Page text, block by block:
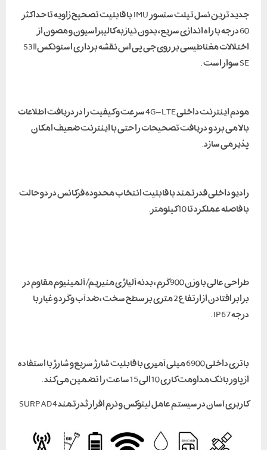
جدید ترین نسل تیلت سنسور IMU با قابلیت تصحیح زاویه تا حداکثر
60 درجه با راه اندازی سریع ، بدون نیاز به کالیبراسیون و مصون از
اختلالات مغناطیسی بر روی جی پی اس نقشه برداری استونکس S3ll
SE سوار است .
مودم اینترنت داخلی 4G – LTE سرعت و کیفیت را در دریافت اطلاعات
بالا می برد و دریافت تصحیحات را حتی با اینترنت ضعیف امکان
پذیر می سازد.
رادیو داخلی قدرتمند با قابلیت انتخاب محدوده فرکانس در دو حالت
با فاصله عملکرد تا 10 کیلومتر.
طراحی عالی با وزن 900 گرم ، بدنه آلیاژی منیزیم/ آلمینیوم مقاوم در
برابر افتادن از ارتفاع 2 متری بر سطح سخت ، ضد آب و گرد و غبار با
درجه IP67 .
باتری داخلی 6900 میلی آمپری با قابلیت شارژ سریع و شارژ با استفاده
از پاور بانک مداومت کاری 10 الی 15 ساعت را تضمین می کند .
کاربری آسان در سیستم عامل لینوکس و نرم افزار ثدرتمند SURPAD 4